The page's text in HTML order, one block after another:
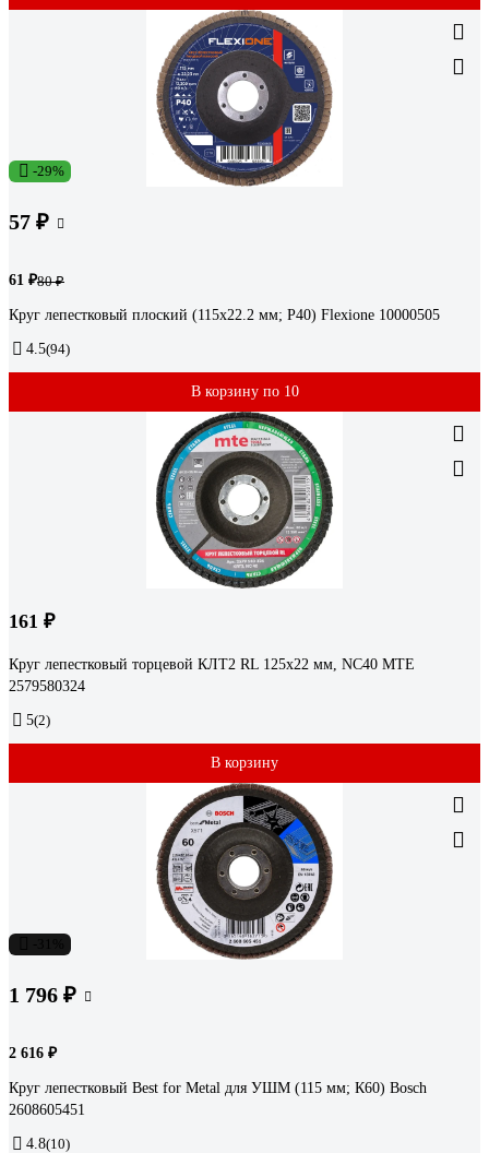
-29%
57 ₽
61 ₽80 ₽
Круг лепестковый плоский (115х22.2 мм; Р40) Flexione 10000505
4.5(94)
В корзину по 10
161 ₽
Круг лепестковый торцевой КЛТ2 RL 125x22 мм, NC40 MTE
2579580324
5(2)
В корзину
1 796 ₽
2 616 ₽
Круг лепестковый Best for Metal для УШМ (115 мм; К60) Bosch
2608605451
4.8(10)